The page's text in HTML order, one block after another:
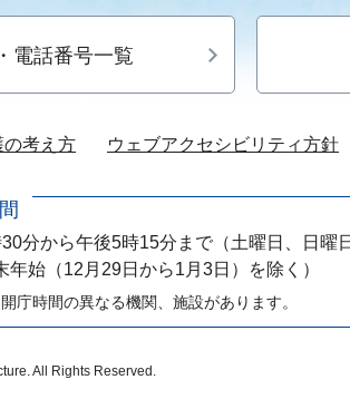
電話番号一覧
の考え方 ウェブアクセシビリティ方針
分から午後5時15分まで （土曜日、日曜
年始（12月29日から1月3日）を除く）
庁時間の異なる機関、施設があります。
All Rights Reserved.